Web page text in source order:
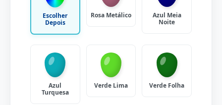
Escolher
Depois
Rosa Metálico
Azul Meia
Noite
Azul
Turquesa
Verde Lima Verde Folha